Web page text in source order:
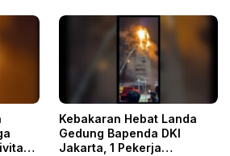
Kebakaran Hebat Landa
Gedung Bapenda DKI
Jakarta, 1 Pekerja